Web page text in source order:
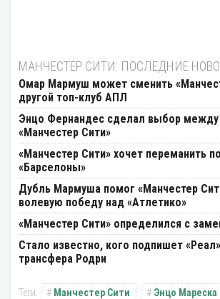
МАНЧЕСТЕР СИТИ: ПОСЛЕДНИЕ
Омар Мармуш может сменить
другой топ-клуб АПЛ
Энцо Фернандес сделал выбор между
«Манчестер Сити»
«Манчестер Сити» хочет переманить
«Барселоны»
Дубль Мармуша помог «Манчестер
волевую победу над «Атлетико»
«Манчестер Сити» определился с
Стало известно, кого подпишет
трансфера Родри
Манчестер Сити
Энцо Мареска